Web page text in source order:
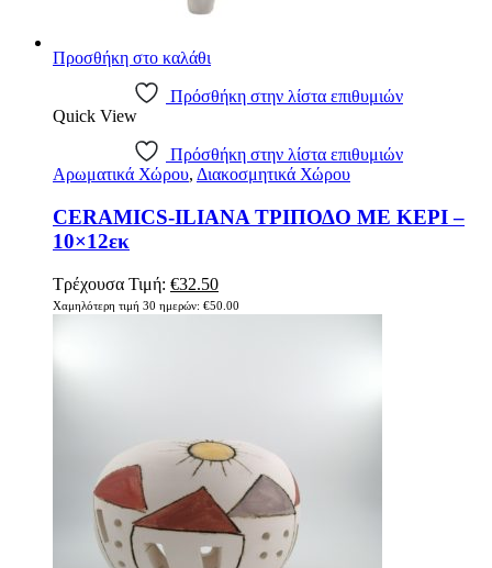
Προσθήκη στο καλάθι
Πρόσθήκη στην λίστα επιθυμιών
Quick View
Πρόσθήκη στην λίστα επιθυμιών
Αρωματικά Χώρου, Διακοσμητικά Χώρου
CERAMICS-ILIANA ΤΡΙΠΟΔΟ ΜΕ ΚΕΡΙ –
10×12εκ
Τρέχουσα Τιμή: Original
price
€32.50Η
τρέχουσα
Χαμηλότερη τιμή 30 ημερών: €50.00